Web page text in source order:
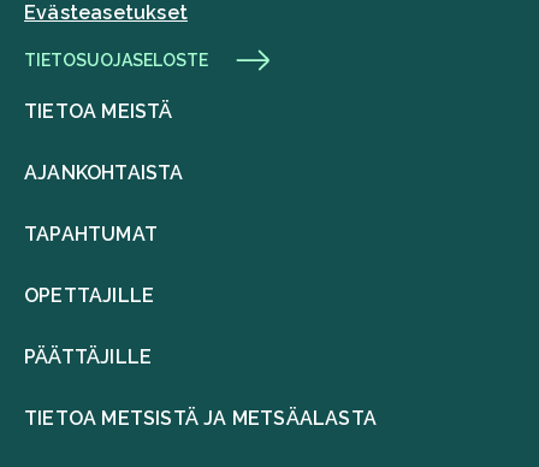
Evästeasetukset
TIETOSUOJASELOSTE
TIETOA MEISTÄ
AJANKOHTAISTA
TAPAHTUMAT
OPETTAJILLE
PÄÄTTÄJILLE
TIETOA METSISTÄ JA METSÄALASTA